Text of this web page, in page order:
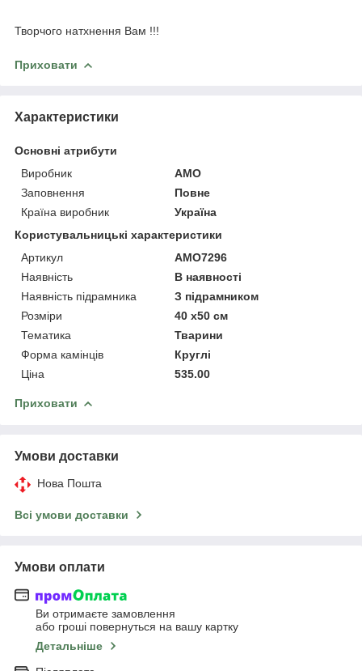
Творчого натхнення Вам !!!
Приховати
Характеристики
Основні атрибути
Виробник
AMO
Заповнення
Повне
Країна виробник
Україна
Користувальницькі характеристики
Артикул
AMO7296
Наявність
В наявності
Наявність підрамника
З підрамником
Розміри
40 x50 см
Тематика
Тварини
Форма камінців
Круглі
Ціна
535.00
Приховати
Умови доставки
Нова Пошта
Всі умови доставки
Умови оплати
Ви отримаєте замовлення
або гроші повернуться на вашу картку
Детальніше